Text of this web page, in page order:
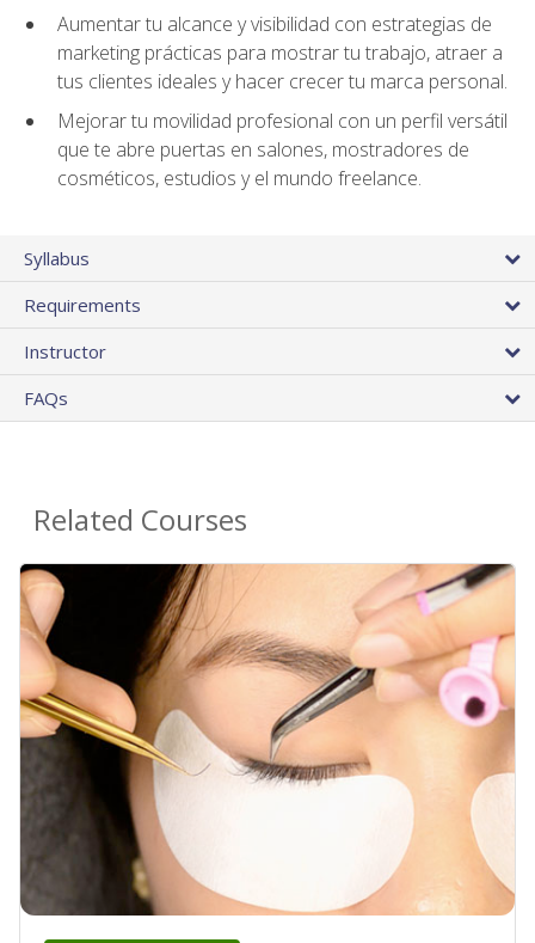
Aumentar tu alcance y visibilidad con estrategias de
marketing prácticas para mostrar tu trabajo, atraer a
tus clientes ideales y hacer crecer tu marca personal.
Mejorar tu movilidad profesional con un perfil versátil
que te abre puertas en salones, mostradores de
cosméticos, estudios y el mundo freelance.
Syllabus
Requirements
Instructor
FAQs
Related Courses